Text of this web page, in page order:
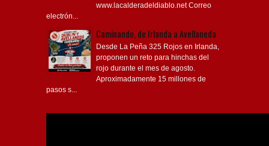
www.lacalderadeldiablo.net Correo
electrón...
Caminando, de Irlanda a Avellaneda
Desde La Peña 325 Rojos en Irlanda,
proponen un reto para hinchas del
rojo durante el mes de agosto.
Aproximadamente 15 millones de
pasos s...